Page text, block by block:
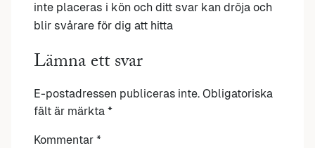
inte placeras i kön och ditt svar kan dröja och
blir svårare för dig att hitta
Lämna ett svar
E-postadressen publiceras inte. Obligatoriska
fält är märkta *
Kommentar *